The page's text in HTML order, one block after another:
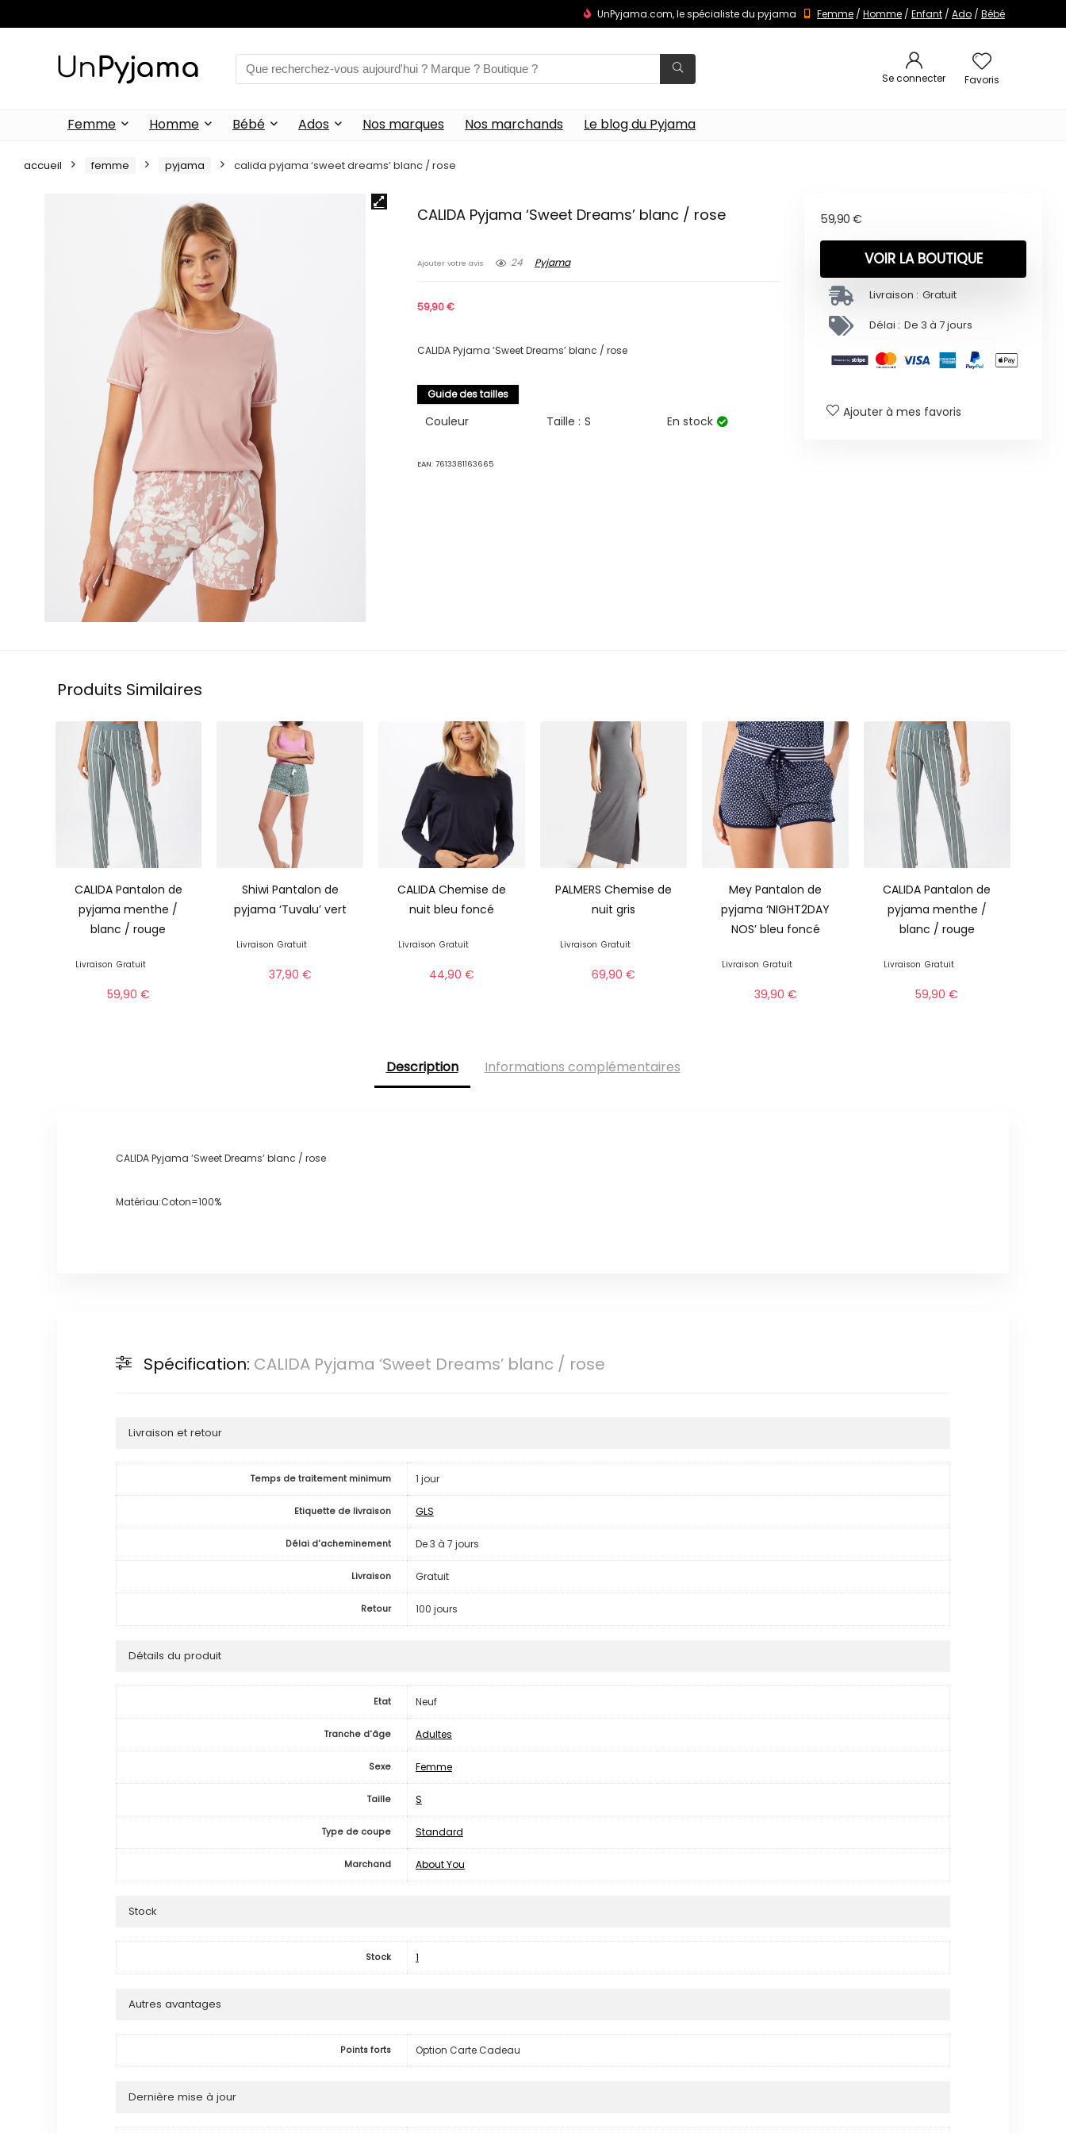
UnPyjama.com, le spécialiste du pyjama Femme / Homme / Enfant / Ado / Bébé
Se connecter Favoris
Femme Homme Bébé Ados Nos marques Nos marchands Le blog du Pyjama
accueil femme pyjama calida pyjama ‘sweet dreams’ blanc / rose
CALIDA Pyjama ‘Sweet Dreams’ blanc / rose
Ajouter votre avis 24 Pyjama
59,90€
CALIDA Pyjama ‘Sweet Dreams’ blanc / rose
Guide des tailles
Couleur Taille : S En stock
EAN:7613381163665
59,90 €
VOIR LA BOUTIQUE
Livraison : Gratuit
Délai : De 3 à 7 jours
Ajouter à mes favoris
Produits Similaires
CALIDA Pantalon de
pyjama menthe /
blanc / rouge
Livraison Gratuit
59,90 €
Shiwi Pantalon de
pyjama ‘Tuvalu’ vert
Livraison Gratuit
37,90 €
CALIDA Chemise de
nuit bleu foncé
Livraison Gratuit
44,90€
PALMERS Chemise de
nuit gris
Livraison Gratuit
69,90€
Mey Pantalon de
pyjama ‘NIGHT2DAY
NOS’ bleu foncé
Livraison Gratuit
39,90 €
CALIDA Pantalon de
pyjama menthe /
blanc / rouge
Livraison Gratuit
59,90€
Description Informations complémentaires
CALIDA Pyjama ‘Sweet Dreams’ blanc / rose
Matériau:Coton=100%
Spécification: CALIDA Pyjama ‘Sweet Dreams’ blanc / rose
Livraison et retour
Temps de traitement minimum 1 jour
Etiquette de livraison GLS
Délai d'acheminement De 3 à 7 jours
Livraison Gratuit
Retour 100 jours
Détails du produit
Etat Neuf
Tranche d'âge Adultes
Sexe Femme
Taille S
Type de coupe Standard
Marchand About You
Stock
Stock 1
Autres avantages
Points forts Option Carte Cadeau
Dernière mise à jour